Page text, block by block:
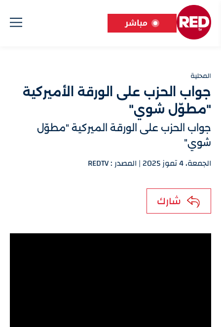
مباشر
المحلية
جواب الحزب على الورقة الأميركية
"مطوّل شوي"
جواب الحزب على الورقة الميركية "مطوّل
شوي"
الجمعة، 4 تموز 2025 | المصدر : REDTV
شارك